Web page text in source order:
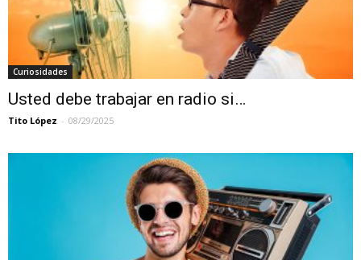
Curiosidades
Usted debe trabajar en radio si…
Tito López - 08/29/2025